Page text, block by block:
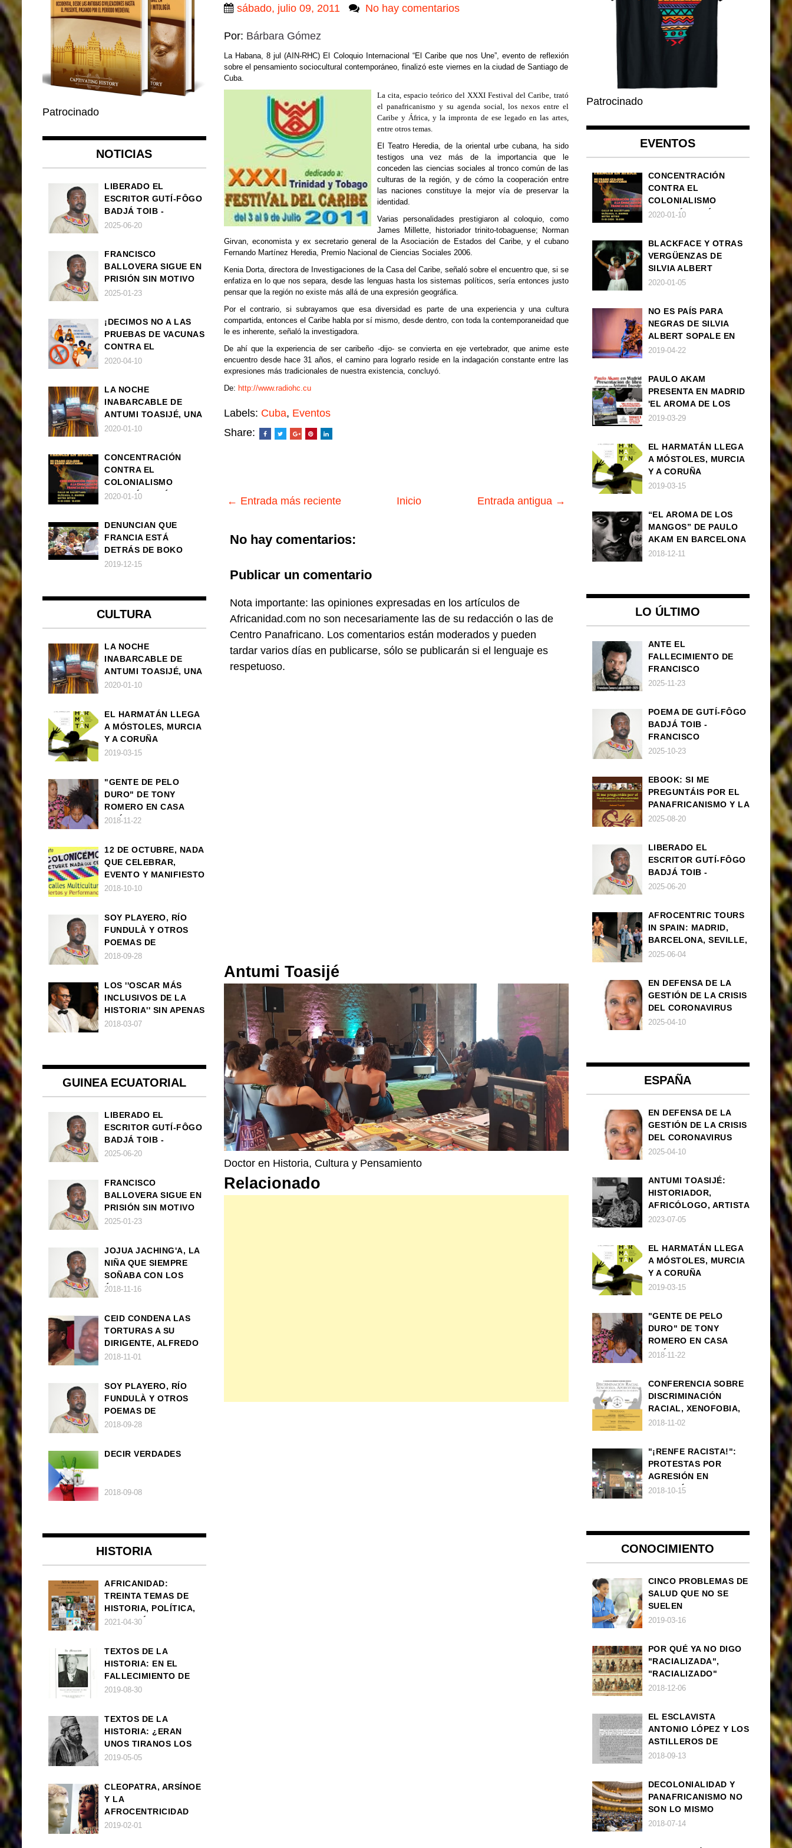
sábado, julio 09, 2011 No hay comentarios
Por: Bárbara Gómez
La Habana, 8 jul (AIN-RHC) El Coloquio Internacional “El Caribe que nos Une”, evento de reflexión
sobre el pensamiento sociocultural contemporáneo, finalizó este viernes en la ciudad de Santiago de
Cuba.
La cita, espacio teórico del XXXI Festival del Caribe, trató
el panafricanismo y su agenda social, los nexos entre el
Caribe y África, y la impronta de ese legado en las artes,
entre otros temas.
El Teatro Heredia, de la oriental urbe cubana, ha sido
testigos una vez más de la importancia que le
conceden las ciencias sociales al tronco común de las
culturas de la región, y de cómo la cooperación entre
las naciones constituye la mejor vía de preservar la
identidad.
Varias personalidades prestigiaron al coloquio, como
James Millette, historiador trinito-tobaguense; Norman
Girvan, economista y ex secretario general de la Asociación de Estados del Caribe, y el cubano
Fernando Martínez Heredia, Premio Nacional de Ciencias Sociales 2006.
Kenia Dorta, directora de Investigaciones de la Casa del Caribe, señaló sobre el encuentro que, si se
enfatiza en lo que nos separa, desde las lenguas hasta los sistemas políticos, sería entonces justo
pensar que la región no existe más allá de una expresión geográfica.
Por el contrario, si subrayamos que esa diversidad es parte de una experiencia y una cultura
compartida, entonces el Caribe habla por sí mismo, desde dentro, con toda la contemporaneidad que
le es inherente, señaló la investigadora.
De ahí que la experiencia de ser caribeño -dijo- se convierta en eje vertebrador, que anime este
encuentro desde hace 31 años, el camino para lograrlo reside en la indagación constante entre las
expresiones más tradicionales de nuestra existencia, concluyó.
De: http://www.radiohc.cu
Labels: Cuba, Eventos
Share:
← Entrada más reciente Entrada antigua →
Inicio
No hay comentarios:
Publicar un comentario
Nota importante: las opiniones expresadas en los artículos de
Africanidad.com no son necesariamente las de su redacción o las de
Centro Panafricano. Los comentarios están moderados y pueden
tardar varios días en publicarse, sólo se publicarán si el lenguaje es
respetuoso.
Antumi Toasijé
Doctor en Historia, Cultura y Pensamiento
Relacionado
Patrocinado
NOTICIAS
LIBERADO EL
ESCRITOR GUTÍ-FÔGO
BADJÁ TOIB -
FRANCISCO
2025-06-20
FRANCISCO
BALLOVERA SIGUE EN
PRISIÓN SIN MOTIVO
ALGUNO
2025-01-23
¡DECIMOS NO A LAS
PRUEBAS DE VACUNAS
CONTRA EL
CORONAVIRUS EN
2020-04-10
LA NOCHE
INABARCABLE DE
ANTUMI TOASIJÉ, UNA
NOVELA
2020-01-10
CONCENTRACIÓN
CONTRA EL
COLONIALISMO
FRANCÉS EN ÁFRICA
2020-01-10
DENUNCIAN QUE
FRANCIA ESTÁ
DETRÁS DE BOKO
HARAM
2019-12-15
CULTURA
LA NOCHE
INABARCABLE DE
ANTUMI TOASIJÉ, UNA
NOVELA
2020-01-10
EL HARMATÁN LLEGA
A MÓSTOLES, MURCIA
Y A CORUÑA
2019-03-15
"GENTE DE PELO
DURO" DE TONY
ROMERO EN CASA
AMÉRICA
2018-11-22
12 DE OCTUBRE, NADA
QUE CELEBRAR,
EVENTO Y MANIFIESTO
2018-10-10
SOY PLAYERO, RÍO
FUNDULÀ Y OTROS
POEMAS DE
FRANCISCO
2018-09-28
LOS ''OSCAR MÁS
INCLUSIVOS DE LA
HISTORIA'' SIN APENAS
TRIUNFOS AFRO
2018-03-07
GUINEA ECUATORIAL
LIBERADO EL
ESCRITOR GUTÍ-FÔGO
BADJÁ TOIB -
FRANCISCO
2025-06-20
FRANCISCO
BALLOVERA SIGUE EN
PRISIÓN SIN MOTIVO
ALGUNO
2025-01-23
JOJUA JACHING'A, LA
NIÑA QUE SIEMPRE
SOÑABA CON LOS
ÁNGELES (UN CUENTO
2018-11-16
CEID CONDENA LAS
TORTURAS A SU
DIRIGENTE, ALFREDO
OKENVE
2018-11-01
SOY PLAYERO, RÍO
FUNDULÀ Y OTROS
POEMAS DE
FRANCISCO
2018-09-28
DECIR VERDADES
2018-09-08
HISTORIA
AFRICANIDAD:
TREINTA TEMAS DE
HISTORIA, POLÍTICA,
FILOSOFÍA Y CULTURA
2021-04-30
TEXTOS DE LA
HISTORIA: EN EL
FALLECIMIENTO DE
W.E.B. DU BOIS
2019-08-30
TEXTOS DE LA
HISTORIA: ¿ERAN
UNOS TIRANOS LOS
FARAONES?
2019-05-05
CLEOPATRA, ARSÍNOE
Y LA
AFROCENTRICIDAD
MAL ENTENDIDA
2019-02-01
Patrocinado
EVENTOS
CONCENTRACIÓN
CONTRA EL
COLONIALISMO
FRANCÉS EN ÁFRICA
2020-01-10
BLACKFACE Y OTRAS
VERGÜENZAS DE
SILVIA ALBERT
SOPALE EN MADRID
2020-01-05
NO ES PAÍS PARA
NEGRAS DE SILVIA
ALBERT SOPALE EN
BARCELONA
2019-04-22
PAULO AKAM
PRESENTA EN MADRID
'EL AROMA DE LOS
MANGOS', UNA
AFRODESCENDENCIA
2019-03-29
EL HARMATÁN LLEGA
A MÓSTOLES, MURCIA
Y A CORUÑA
2019-03-15
“EL AROMA DE LOS
MANGOS” DE PAULO
AKAM EN BARCELONA
2018-12-11
LO ÚLTIMO
ANTE EL
FALLECIMIENTO DE
FRANCISCO
ZAMORA LOBOCH
2025-11-23
POEMA DE GUTÍ-FÔGO
BADJÁ TOIB -
FRANCISCO
BALLOVERA ESTRADA:
2025-10-23
EBOOK: SI ME
PREGUNTÁIS POR EL
PANAFRICANISMO Y LA
AFROCENTRICIDAD
2025-08-20
LIBERADO EL
ESCRITOR GUTÍ-FÔGO
BADJÁ TOIB -
FRANCISCO
2025-06-20
AFROCENTRIC TOURS
IN SPAIN: MADRID,
BARCELONA, SEVILLE,
IBIZA
2025-06-04
EN DEFENSA DE LA
GESTIÓN DE LA CRISIS
DEL CORONAVIRUS
POR PARTE DEL
2025-04-10
ESPAÑA
EN DEFENSA DE LA
GESTIÓN DE LA CRISIS
DEL CORONAVIRUS
POR PARTE DEL
2025-04-10
ANTUMI TOASIJÉ:
HISTORIADOR,
AFRICÓLOGO, ARTISTA
2023-07-05
EL HARMATÁN LLEGA
A MÓSTOLES, MURCIA
Y A CORUÑA
2019-03-15
"GENTE DE PELO
DURO" DE TONY
ROMERO EN CASA
AMÉRICA
2018-11-22
CONFERENCIA SOBRE
DISCRIMINACIÓN
RACIAL, XENOFOBIA,
APOROFOBIA Y AUGE
2018-11-02
"¡RENFE RACISTA!":
PROTESTAS POR
AGRESIÓN EN
ESTACIÓN DE TREN DE
2018-10-15
CONOCIMIENTO
CINCO PROBLEMAS DE
SALUD QUE NO SE
SUELEN
DIAGNOSTICAR BIEN
2019-03-16
POR QUÉ YA NO DIGO
"RACIALIZADA",
"RACIALIZADO"
2018-12-06
EL ESCLAVISTA
ANTONIO LÓPEZ Y LOS
ASTILLEROS DE
NAVANTIA
2018-09-13
DECOLONIALIDAD Y
PANAFRICANISMO NO
SON LO MISMO
2018-07-14